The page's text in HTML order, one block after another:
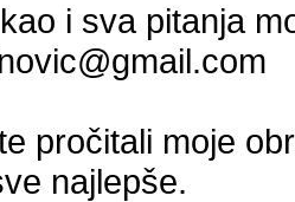
i sva pitanja
pročitali moje
najlepše.